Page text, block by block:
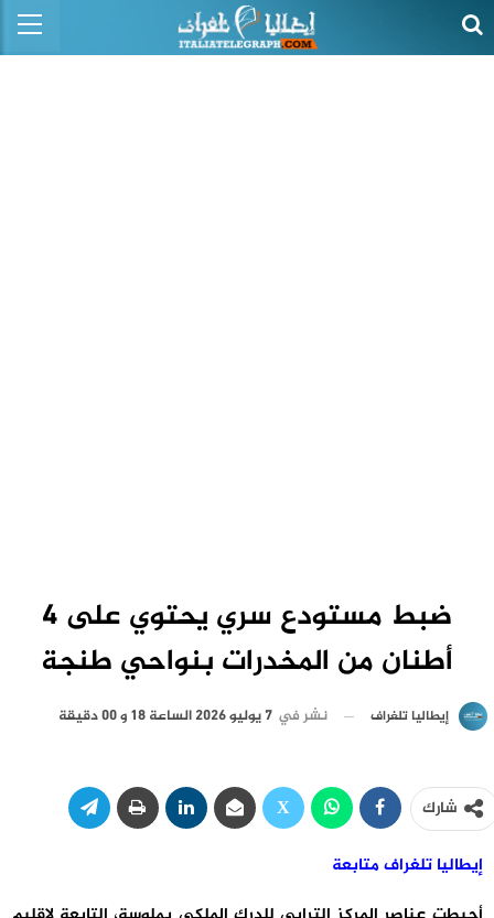
ضبط مستودع سري يحتوي على 4
أطنان من المخدرات بنواحي طنجة
إيطاليا تلغراف نشر في 7 يوليو 2026 الساعة 18 و 00 دقيقة
شارك
إيطاليا تلغراف متابعة